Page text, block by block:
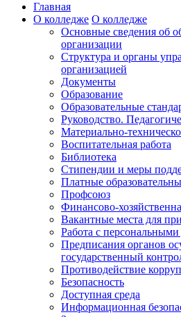
Главная
О колледже О колледже
Основные сведения об
организации
Структура и органы
организацией
Документы
Образование
Образовательные
Руководство.
Материально-
Воспитательная работа
Библиотека
Стипендии и меры
Платные
Профсоюз
Финансово-
Вакантные места для
Работа с
Предписания органов
государственный
Противодействие
Безопасность
Доступная среда
Информационная